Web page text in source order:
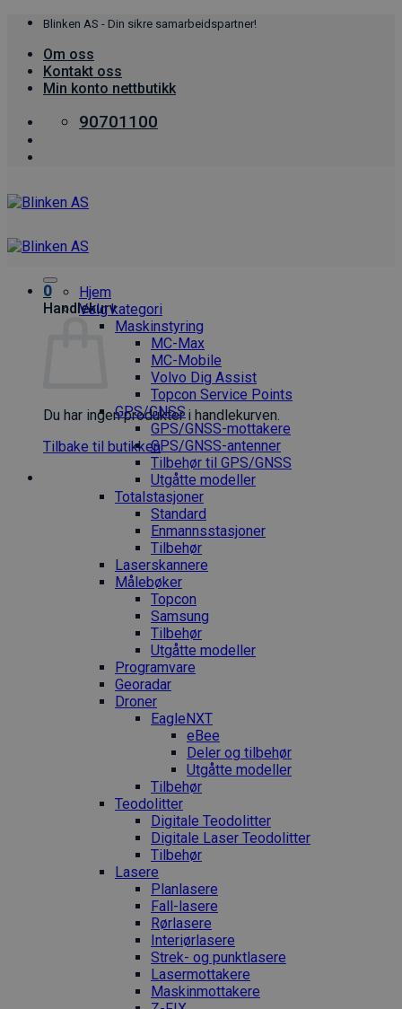
Skip
content
Blinken AS - Din sikre samarbeidspartner!
Om oss
Kontakt oss
Min konto nettbutikk
90701100
0
Handlekurv
Du har ingen produkter i handlekurven.
Tilbake til butikken
Hjem
Velg kategori
Maskinstyring
MC-Max
MC-Mobile
Volvo Dig Assist
Topcon Service Points
GPS/GNSS
GPS/GNSS-mottakere
GPS/GNSS-antenner
Tilbehør til GPS/GNSS
Utgåtte modeller
Totalstasjoner
Standard
Enmannsstasjoner
Tilbehør
Laserskannere
Målebøker
Topcon
Samsung
Tilbehør
Utgåtte modeller
Programvare
Georadar
Droner
EagleNXT
eBee
Deler og tilbehør
Utgåtte modeller
Tilbehør
Teodolitter
Digitale Teodolitter
Digitale Laser Teodolitter
Tilbehør
Lasere
Planlasere
Fall-lasere
Rørlasere
Interiør­lasere
Strek- og punktlasere
Laser­mottakere
Maskin­mottakere